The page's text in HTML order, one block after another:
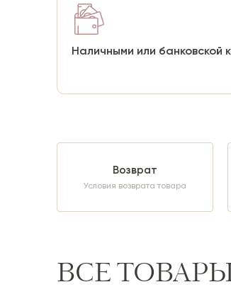
Наличными или банковской
Возврат
Условия возврата товара
ВСЕ